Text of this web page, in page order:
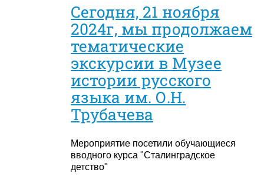
Сегодня, 21 ноября
2024г, мы продолжаем
тематические
экскурсии в Музее
истории русского
языка им. О.Н.
Трубачева
Мероприятие посетили обучающиеся
вводного курса "Сталинградское
детство"